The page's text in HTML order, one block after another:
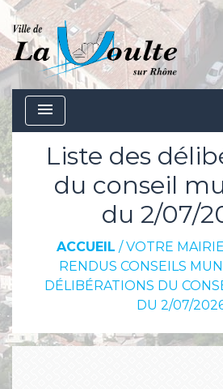
menu
Liste des
du conseil
du 2/07/
ACCUEIL /VOTRE MAIRIE
RENDUS CONSEILS
DÉLIBÉRATIONS DU
DU 2/07/